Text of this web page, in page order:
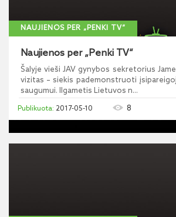
NAUJIENOS PER „PENKI TV“
Naujienos per „Penki TV“
Šalyje vieši JAV gynybos sekretorius
vizitas – siekis pademonstruoti
saugumui. Ilgametis Lietuvos n...
2017-05-10 8